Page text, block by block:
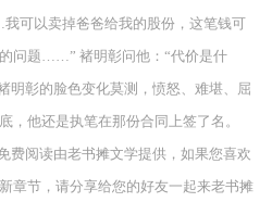
可以卖掉爸爸给我的股份，这笔钱可
问题……” 褚明彰问他：“代价是什
明彰的脸色变化莫测，愤怒、难堪、屈
他还是执笔在那份合同上签了名。
费阅读由老书摊文学提供，如果您喜欢
章节，请分享给您的好友一起来老书摊